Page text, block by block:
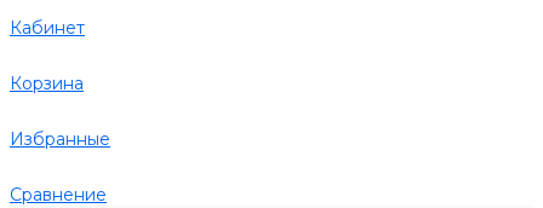
Кабинет
Корзина
Избранные
Сравнение